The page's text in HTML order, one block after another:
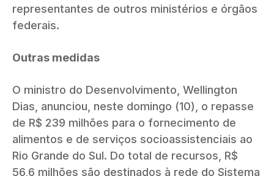
representantes de outros ministérios e órgãos
federais.
Outras medidas
O ministro do Desenvolvimento, Wellington
Dias, anunciou, neste domingo (10), o repasse
de R$ 239 milhões para o fornecimento de
alimentos e de serviços socioassistenciais ao
Rio Grande do Sul. Do total de recursos, R$
56,6 milhões são destinados à rede do Sistema